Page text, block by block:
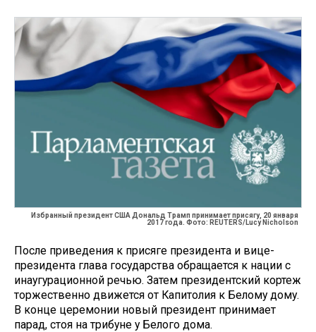
Избранный президент США Дональд Трамп принимает присягу, 20 января
2017 года. Фото: REUTERS/Lucy Nicholson
После приведения к присяге президента и вице-
президента глава государства обращается к нации с
инаугурационной речью. Затем президентский кортеж
торжественно движется от Капитолия к Белому дому.
В конце церемонии новый президент принимает
парад, стоя на трибуне у Белого дома.